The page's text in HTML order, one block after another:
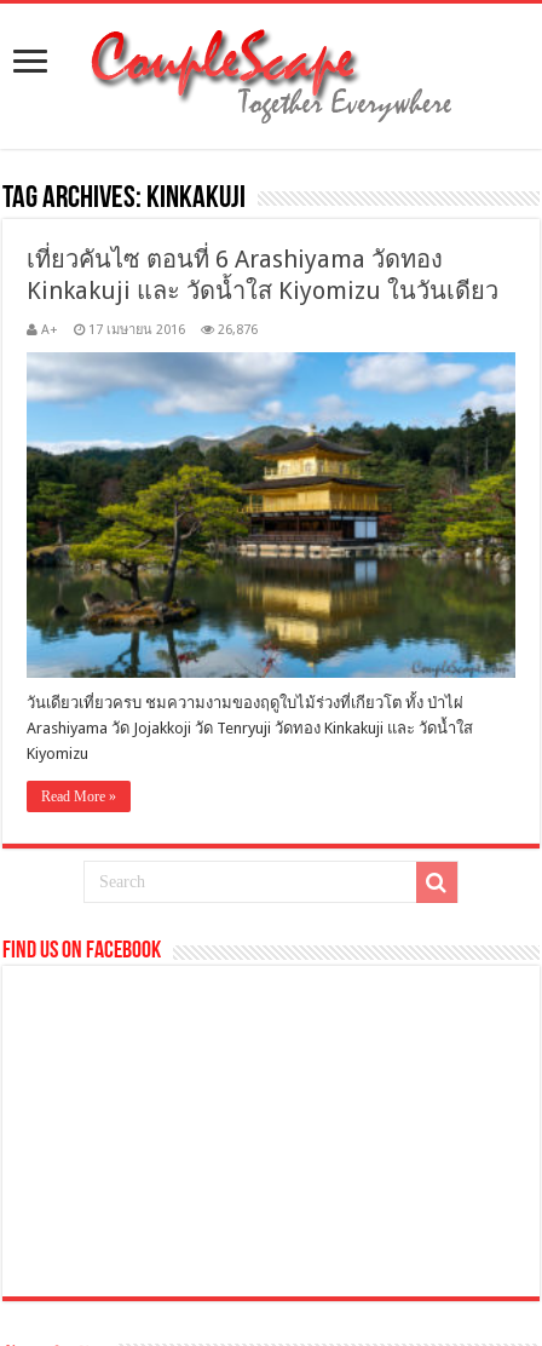
Tag Archives: Kinkakuji
เที่ยวคันไซ ตอนที่ 6 Arashiyama วัดทอง
Kinkakuji และ วัดน้ำใส Kiyomizu ในวันเดียว
A+ 17 เมษายน 2016 26,876
วันเดียวเที่ยวครบ ชมความงามของฤดูใบไม้ร่วงที่เกียวโต ทั้ง ป่าไผ่
Arashiyama วัด Jojakkoji วัด Tenryuji วัดทอง Kinkakuji และ วัดน้ำใส
Kiyomizu
Read More »
Find us on Facebook